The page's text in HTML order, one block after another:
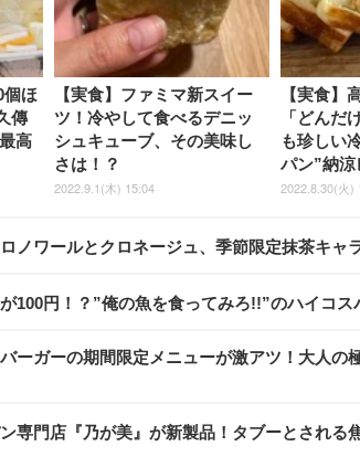
個ほ
傳
高
【実食】ファミマ新スイー
ツ！冷やして食べるデニッ
シュキューブ、その美味し
さは！？
2022.9.1(木) 15:04
【実食】
「どんだ
も珍しい
パン”納涼
2022.8.30(火)
ノワールとクロネージュ、季節限定抹茶キャ
100円！？”俺の魚を食ってみろ!!”のハイコス
バーガーの期間限定メニューが激アツ！大人
専門店『乃が美』が新製品！タブーとされる